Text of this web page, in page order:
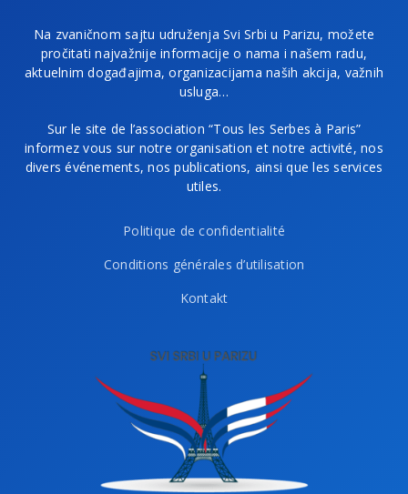
Na zvaničnom sajtu udruženja Svi Srbi u Parizu, možete
pročitati najvažnije informacije o nama i našem radu,
aktuelnim događajima, organizacijama naših akcija, važnih
usluga…
Sur le site de l’association “Tous les Serbes à Paris”
informez vous sur notre organisation et notre activité, nos
divers événements, nos publications, ainsi que les services
utiles.
Politique de confidentialité
Conditions générales d’utilisation
Kontakt